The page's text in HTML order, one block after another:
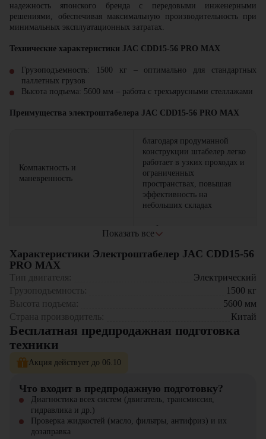
надежность японского бренда с передовыми инженерными
решениями, обеспечивая максимальную производительность при
минимальных эксплуатационных затратах.
Технические характеристики JAC CDD15-56 PRO MAX
Грузоподъемность: 1500 кг – оптимально для стандартных
паллетных грузов
Высота подъема: 5600 мм – работа с трехъярусными стеллажами
Преимущества электроштабелера JAC CDD15-56 PRO MAX
Компактность и
маневренность
благодаря продуманной
конструкции штабелер легко
работает в узких проходах и
ограниченных
пространствах, повышая
эффективность на
небольших складах
Эргономичное управление
удобная система управления
с интуитивным
интерфейсом снижает
нагрузку на оператора и
выполнения операций
Эффективная система
безопасности
остановки и
автоматического
Экономичность в
эксплуатации
современные аккумуляторы
и надежные компоненты
техническое обслуживание и
Показать все
Характеристики Электроштабелер JAC CDD15-56
PRO MAX
Тип двигателя:
Электрический
Грузоподъемность:
1500 кг
Высота подъема:
5600 мм
Страна производитель:
Китай
Бесплатная предпродажная подготовка
техники
Акция действует до 06.10
Что входит в предпродажную подготовку?
Диагностика всех систем (двигатель, трансмиссия,
гидравлика и др.)
Проверка жидкостей (масло, фильтры, антифриз) и их
дозаправка